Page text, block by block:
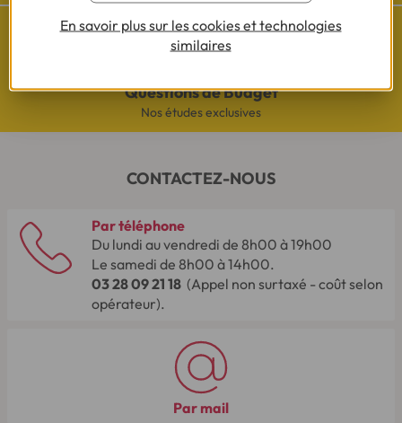
Questions de Budget
Nos études exclusives
CONTACTEZ-NOUS
Par téléphone
Du lundi au vendredi de 8h00 à 19h00
Le samedi de 8h00 à 14h00.
03 28 09 21 18 (Appel non surtaxé - coût selon
opérateur).
Par mail
En savoir plus sur les cookies et technologies
similaires